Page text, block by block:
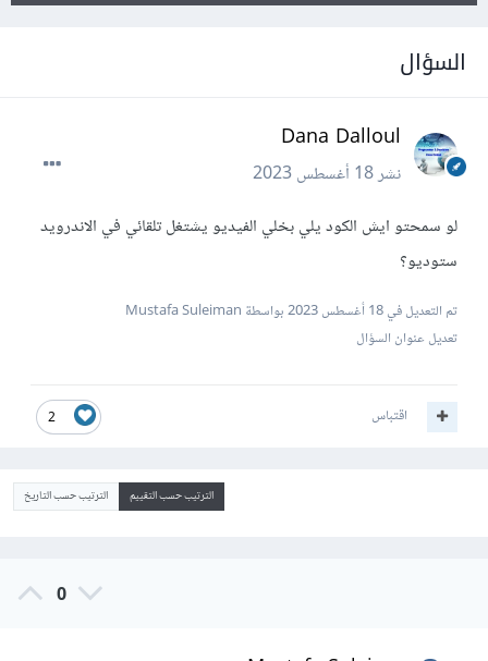
السؤال
Dana Dalloul
نشر18 أغسطس 2023
لو سمحتو ايش الكود يلي بخلي الفيديو يشتغل تلقائي في الاندرويد
ستوديو؟
تم التعديل في18 أغسطس 2023
بواسطة Mustafa Suleiman
تعديل عنوان السؤال
2 اقتباس
الترتيب حسب التقييم الترتيب حسب التاريخ
0